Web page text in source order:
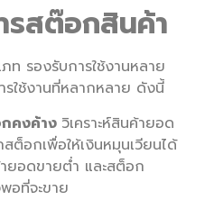
รสต๊อกสินค้า
ท รองรับการใช้งานหลาย
ใช้งานที่หลากหลาย ดังนี้
คงค้าง วิเคราะห์สินค้ายอด
ต็อกเพื่อให้เงินหมุนเวียนได้
ยอดขายต่ำ และสต็อก
อที่จะขาย